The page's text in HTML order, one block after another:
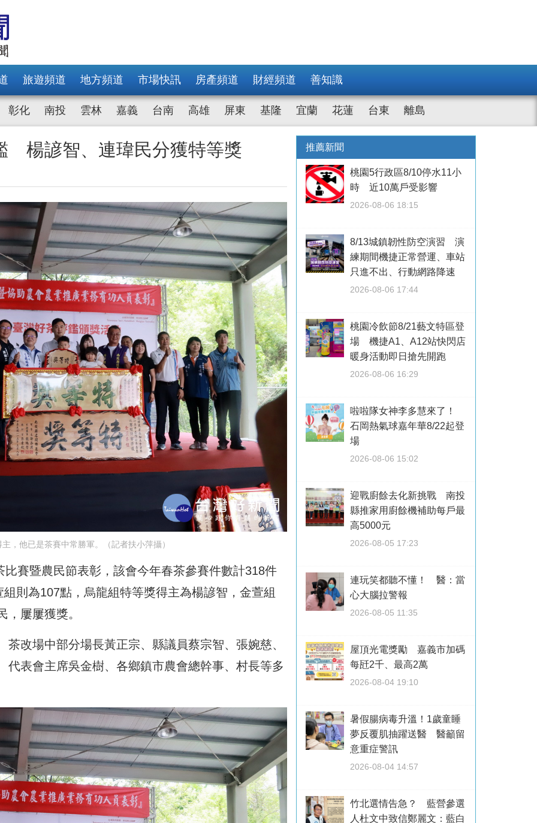
旅遊頻道 地方頻道 市場快訊 房產頻道 財經頻道 善知識
彰化 南投 雲林 嘉義 台南 高雄 屏東 基隆 宜蘭 花蓮 台東 離島
楊諺智、連瑋民分獲特等獎
，他已是茶賽中常勝軍。（記者扶小萍攝）
賽暨農民節表彰，該會今年春茶參賽件數計318件
則為107點，烏龍組特等獎得主為楊諺智，金萱組
屢屢獲獎。
改場中部分場長黃正宗、縣議員蔡宗智、張婉慈、
代表會主席吳金樹、各鄉鎮市農會總幹事、村長等多
推薦新聞
桃園5行政區8/10停水11小
時 近10萬戶受影響
2026-08-06 18:15
8/13城鎮韌性防空演習 演
練期間機捷正常營運、車站
只進不出、行動網路降速
2026-08-06 17:44
桃園冷飲節8/21藝文特區登
場 機捷A1、A12站快閃店
暖身活動即日搶先開跑
2026-08-06 16:29
啦啦隊女神李多慧來了！
石岡熱氣球嘉年華8/22起登
場
2026-08-06 15:02
迎戰廚餘去化新挑戰 南投
縣推家用廚餘機補助每戶最
高5000元
2026-08-05 17:23
連玩笑都聽不懂！ 醫：當
心大腦拉警報
2026-08-05 11:35
屋頂光電獎勵 嘉義市加碼
每瓩2千、最高2萬
2026-08-04 19:10
暑假腸病毒升溫！1歲童睡
夢反覆肌抽躍送醫 醫籲留
意重症警訊
2026-08-04 14:57
竹北選情告急？ 藍營參選
人杜文中致信鄭麗文：藍白